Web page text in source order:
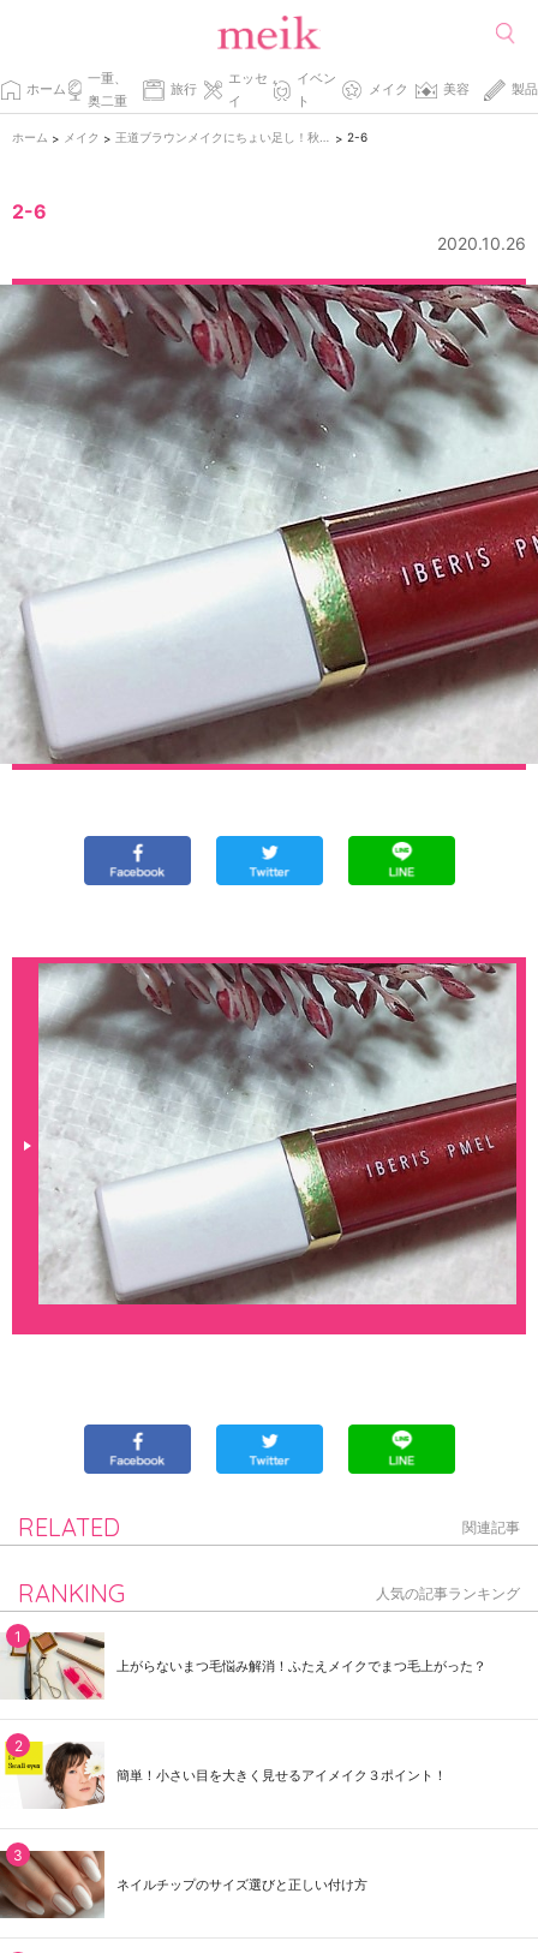
ホーム
一重、
奥二重
旅行
エッセ
イ
イベン
ト
メイク 美容 製品
ホーム > メイク > > 2-6
2-6
2020.10.26
RELATED 関連記事
RANKING 人気の記事ランキング
上がらないまつ毛悩み解消！ふたえメイクでまつ毛上がった？
簡単！小さい目を大きく見せるアイメイク３ポイント！
ネイルチップのサイズ選びと正しい付け方